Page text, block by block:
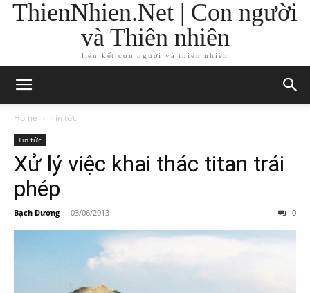
ThienNhien.Net | Con người
và Thiên nhiên
liên kết con người và thiên nhiên
Home Tin tức
Tin tức
Xử lý việc khai thác titan trái
phép
Bạch Dương - 03/06/2013 0